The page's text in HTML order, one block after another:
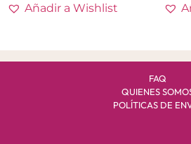
Añadir a Wishlist
FAQ
QUIENES
POLÍTICAS DE